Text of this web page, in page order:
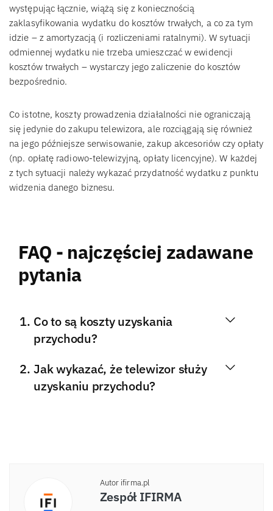
występując łącznie, wiążą się z koniecznością
zaklasyfikowania wydatku do kosztów trwałych, a co za tym
idzie – z amortyzacją (i rozliczeniami ratalnymi). W sytuacji
odmiennej wydatku nie trzeba umieszczać w ewidencji
kosztów trwałych – wystarczy jego zaliczenie do kosztów
bezpośrednio.
Co istotne, koszty prowadzenia działalności nie ograniczają
się jedynie do zakupu telewizora, ale rozciągają się również
na jego późniejsze serwisowanie, zakup akcesoriów czy opłaty
(np. opłatę radiowo-telewizyjną, opłaty licencyjne). W każdej
z tych sytuacji należy wykazać przydatność wydatku z punktu
widzenia danego biznesu.
FAQ - najczęściej zadawane
pytania
Co to są koszty uzyskania
przychodu?
Jak wykazać, że telewizor służy
uzyskaniu przychodu?
Autor ifirma.pl
Zespół IFIRMA